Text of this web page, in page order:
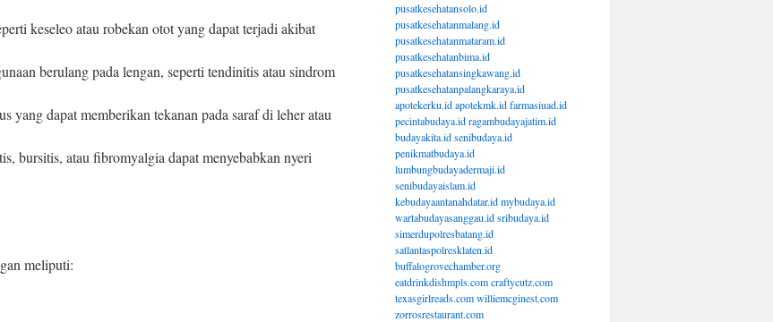
keseleo atau robekan otot yang dapat terjadi akibat
berulang pada lengan, seperti tendinitis atau sindrom
yang dapat memberikan tekanan pada saraf di leher atau
bursitis, atau fibromyalgia dapat menyebabkan nyeri
meliputi:
pusatkesehatansolo.id
pusatkesehatanmalang.id
pusatkesehatanmataram.id
pusatkesehatanbima.id
pusatkesehatansingkawang.id
pusatkesehatanpalangkaraya.id
apotekerku.idapotekmk.idfarmasiuad.id
pecintabudaya.idragambudayajatim.id
budayakita.idsenibudaya.id
penikmatbudaya.id
lumbungbudayadermaji.id
senibudayaislam.id
kebudayaantanahdatar.idmybudaya.id
wartabudayasanggau.idsribudaya.id
simerdupolresbatang.id
satlantaspolresklaten.id
buffalogrovechamber.org
eatdrinkdishmpls.comcraftycutz.com
texasgirlreads.comwilliemcginest.com
zorrosrestaurant.com